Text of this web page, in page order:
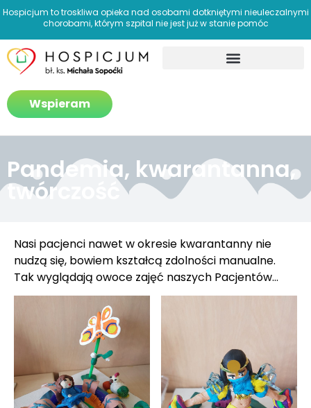
Hospicjum to troskliwa opieka nad osobami dotkniętymi nieuleczalnymi
chorobami, którym szpital nie jest już w stanie pomóc
Wspieram
Pandemia, kwarantanna,
twórczość
Nasi pacjenci nawet w okresie kwarantanny nie
nudzą się, bowiem kształcą zdolności manualne.
Tak wyglądają owoce zajęć naszych Pacjentów…